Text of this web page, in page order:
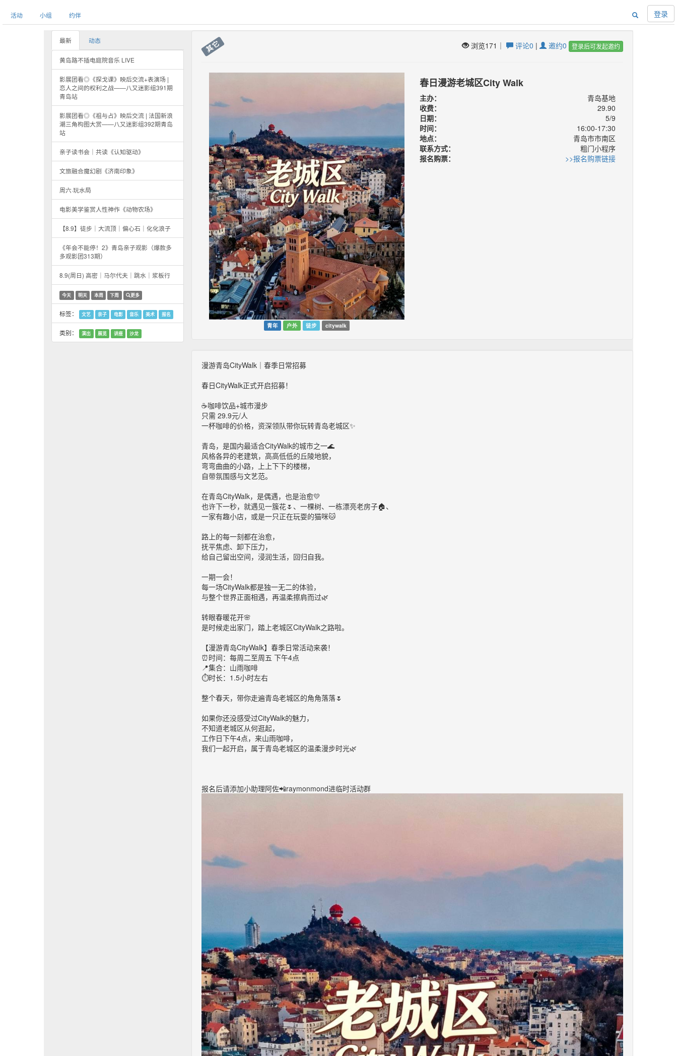
活动 小组 约伴 登录
最新 动态
黄岛路不插电庭院音乐 LIVE
影展团看◎《探戈课》映后交流+表演场 |
恋人之间的权利之战——八又迷影组391期
青岛站
影展团看◎《祖与占》映后交流 | 法国新浪
潮三角构图大赏——八又迷影组392期青岛
站
亲子读书会｜共读《认知驱动》
文旅融合魔幻剧《济南印象》
周六·玩水局
电影美学鉴赏人性神作《动物农场》
【8.9】徒步｜大流顶｜偏心石｜化化浪子
《年会不能停！2》青岛亲子观影（爆款多
多观影团313期）
8.9(周日) 高密｜马尔代夫｜跳水｜浆板行
今天 明天 本周 下周 更多
标签： 文艺 亲子 电影 音乐 美术 报名
类别： 演出 展览 讲座 沙龙
其它 浏览171｜ 评论0 | 邀约0 登录后可发起邀约
青年 户外 徒步 citywalk
春日漫游老城区City Walk
主办：
青岛基地
收费：
29.90
日期：
5/9
时间：
16:00-17:30
地点：
青岛市市南区
联系方式：
粗门小程序
报名购票：
>>报名购票链接
漫游青岛CityWalk｜春季日常招募
春日CityWalk正式开启招募！
☕咖啡饮品+城市漫步
只需 29.9元/人
一杯咖啡的价格，资深领队带你玩转青岛老城区✨
青岛，是国内最适合CityWalk的城市之一🌊
风格各异的老建筑，高高低低的丘陵地貌，
弯弯曲曲的小路，上上下下的楼梯，
自带氛围感与文艺范。
在青岛CityWalk，是偶遇，也是治愈💛
也许下一秒，就遇见一簇花🌷、一棵树、一栋漂亮老房子🏠、
一家有趣小店，或是一只正在玩耍的猫咪🐱
路上的每一刻都在治愈，
抚平焦虑、卸下压力，
给自己留出空间，浸润生活，回归自我。
一期一会！
每一场CityWalk都是独一无二的体验，
与整个世界正面相遇，再温柔擦肩而过🌿
转眼春暖花开🌸
是时候走出家门，踏上老城区CityWalk之路啦。
【漫游青岛CityWalk】春季日常活动来袭！
⏰时间：每周二至周五 下午4点
📍集合：山雨咖啡
⏱时长：1.5小时左右
整个春天，带你走遍青岛老城区的角角落落🌷
如果你还没感受过CityWalk的魅力，
不知道老城区从何逛起，
工作日下午4点，来山雨咖啡，
我们一起开启，属于青岛老城区的温柔漫步时光🌿
报名后请添加小助理阿佐📲raymonmond进临时活动群